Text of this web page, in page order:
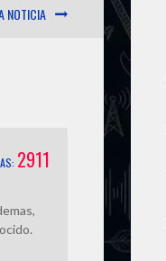
NOTICIA
2911